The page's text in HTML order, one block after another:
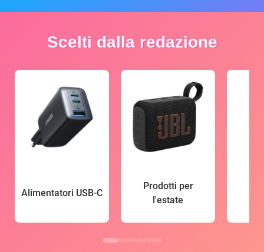
Scelti dalla redazione
Alimentatori USB-C
Prodotti per
l'estate